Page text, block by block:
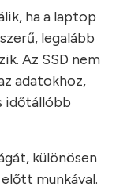
ha a laptop
legalább
Az SSD nem
adatokhoz,
időtállóbb
különösen
munkával.